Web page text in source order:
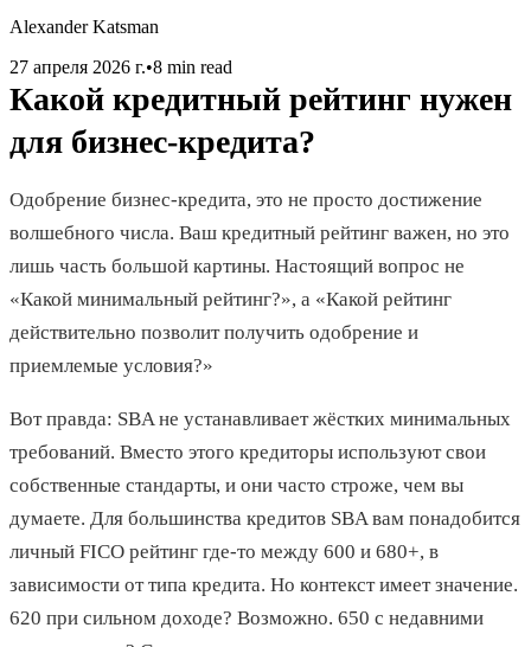
Alexander Katsman
27 апреля 2026 г.•8 min read
Какой кредитный рейтинг нужен
для бизнес-кредита?
Одобрение бизнес-кредита, это не просто достижение
волшебного числа. Ваш кредитный рейтинг важен, но это
лишь часть большой картины. Настоящий вопрос не
«Какой минимальный рейтинг?», а «Какой рейтинг
действительно позволит получить одобрение и
приемлемые условия?»
Вот правда: SBA не устанавливает жёстких минимальных
требований. Вместо этого кредиторы используют свои
собственные стандарты, и они часто строже, чем вы
думаете. Для большинства кредитов SBA вам понадобится
личный FICO рейтинг где-то между 600 и 680+, в
зависимости от типа кредита. Но контекст имеет значение.
620 при сильном доходе? Возможно. 650 с недавними